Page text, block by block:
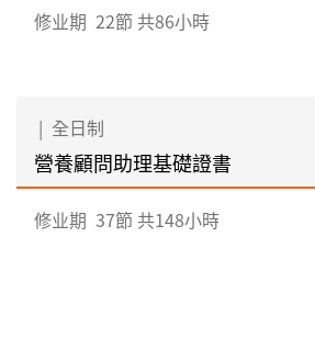
修业期 22節 共86小時
| 全日制
營養顧問助理基礎證書
修业期 37節 共148小時